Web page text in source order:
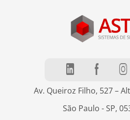
Av. Queiroz Filho, 527 –
São Paulo - SP,